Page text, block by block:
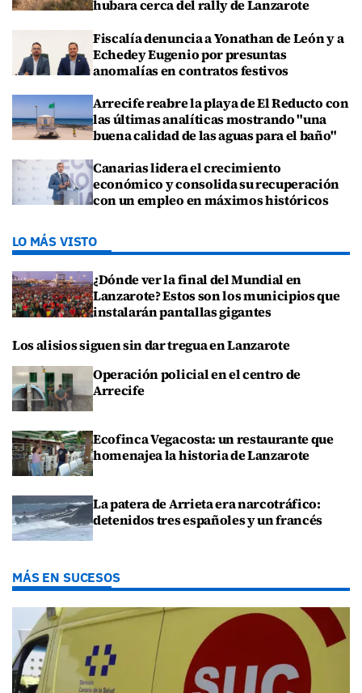
hubara cerca del rally de Lanzarote
Fiscalía denuncia a Yonathan de León y a
Echedey Eugenio por presuntas
anomalías en contratos festivos
Arrecife reabre la playa de El Reducto con
las últimas analíticas mostrando "una
buena calidad de las aguas para el baño"
Canarias lidera el crecimiento
económico y consolida su recuperación
con un empleo en máximos históricos
LO MÁS VISTO
¿Dónde ver la final del Mundial en
Lanzarote? Estos son los municipios que
instalarán pantallas gigantes
Los alisios siguen sin dar tregua en Lanzarote
Operación policial en el centro de
Arrecife
Ecofinca Vegacosta: un restaurante que
homenajea la historia de Lanzarote
La patera de Arrieta era narcotráfico:
detenidos tres españoles y un francés
MÁS EN SUCESOS